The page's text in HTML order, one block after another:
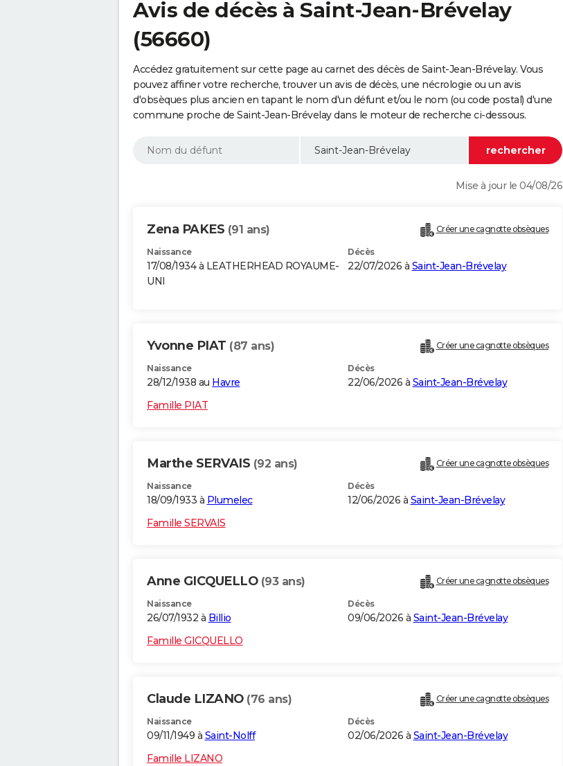
Avis de décès à Saint-Jean-Brévelay
(56660)
Accédez gratuitement sur cette page au carnet des décès de Saint-Jean-Brévelay. Vous
pouvez affiner votre recherche, trouver un avis de décès, une nécrologie ou un avis
d'obsèques plus ancien en tapant le nom d'un défunt et/ou le nom (ou code postal) d'une
commune proche de Saint-Jean-Brévelay dans le moteur de recherche ci-dessous.
Mise à jour le 04/08/26
Zena PAKES (91 ans) Créer une cagnotte obsèques
Naissance
17/08/1934 à LEATHERHEAD ROYAUME-
UNI
Décès
22/07/2026 à Saint-Jean-Brévelay
Yvonne PIAT (87 ans) Créer une cagnotte obsèques
Naissance
28/12/1938 au Havre
Décès
22/06/2026 à Saint-Jean-Brévelay
Famille PIAT
Marthe SERVAIS (92 ans) Créer une cagnotte obsèques
Naissance
18/09/1933 à Plumelec
Décès
12/06/2026 à Saint-Jean-Brévelay
Famille SERVAIS
Anne GICQUELLO (93 ans) Créer une cagnotte obsèques
Naissance
26/07/1932 à Billio
Décès
09/06/2026 à Saint-Jean-Brévelay
Famille GICQUELLO
Claude LIZANO (76 ans) Créer une cagnotte obsèques
Naissance
09/11/1949 à Saint-Nolff
Décès
02/06/2026 à Saint-Jean-Brévelay
Famille LIZANO